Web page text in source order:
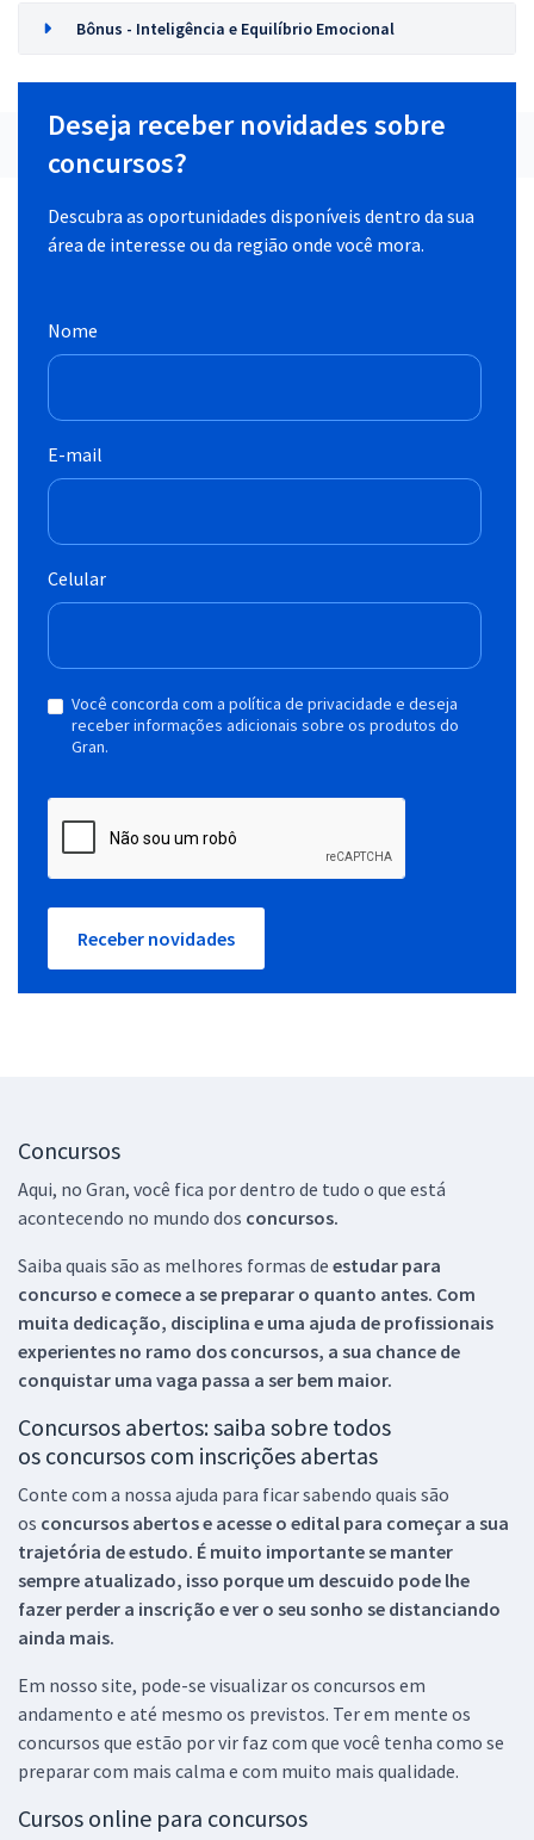
Bônus - Inteligência e Equilíbrio Emocional
Deseja receber novidades sobre
concursos?
Descubra as oportunidades disponíveis dentro da sua
área de interesse ou da região onde você mora.
Nome
E-mail
Celular
Você concorda com a política de privacidade e deseja
receber informações adicionais sobre os produtos do
Gran.
Receber novidades
Concursos
Aqui, no Gran, você fica por dentro de tudo o que está
acontecendo no mundo dos concursos.
Saiba quais são as melhores formas de estudar para
concurso e comece a se preparar o quanto antes. Com
muita dedicação, disciplina e uma ajuda de profissionais
experientes no ramo dos concursos, a sua chance de
conquistar uma vaga passa a ser bem maior.
Concursos abertos: saiba sobre todos
os concursos com inscrições abertas
Conte com a nossa ajuda para ficar sabendo quais são
os concursos abertos e acesse o edital para começar a sua
trajetória de estudo. É muito importante se manter
sempre atualizado, isso porque um descuido pode lhe
fazer perder a inscrição e ver o seu sonho se distanciando
ainda mais.
Em nosso site, pode-se visualizar os concursos em
andamento e até mesmo os previstos. Ter em mente os
concursos que estão por vir faz com que você tenha como se
preparar com mais calma e com muito mais qualidade.
Cursos online para concursos